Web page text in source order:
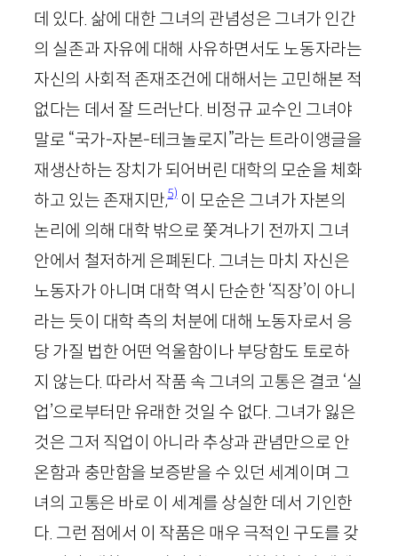
데 있다. 삶에 대한 그녀의 관념성은 그녀가 인간
의 실존과 자유에 대해 사유하면서도 노동자라는
자신의 사회적 존재조건에 대해서는 고민해본 적
없다는 데서 잘 드러난다. 비정규 교수인 그녀야
말로 “국가-자본-테크놀로지”라는 트라이앵글을
재생산하는 장치가 되어버린 대학의 모순을 체화
하고 있는 존재지만,5)이 모순은 그녀가 자본의
논리에 의해 대학 밖으로 쫓겨나기 전까지 그녀
안에서 철저하게 은폐된다. 그녀는 마치 자신은
노동자가 아니며 대학 역시 단순한 ‘직장’이 아니
라는 듯이 대학 측의 처분에 대해 노동자로서 응
당 가질 법한 어떤 억울함이나 부당함도 토로하
지 않는다. 따라서 작품 속 그녀의 고통은 결코 ‘실
업’으로부터만 유래한 것일 수 없다. 그녀가 잃은
것은 그저 직업이 아니라 추상과 관념만으로 안
온함과 충만함을 보증받을 수 있던 세계이며 그
녀의 고통은 바로 이 세계를 상실한 데서 기인한
다. 그런 점에서 이 작품은 매우 극적인 구도를 갖